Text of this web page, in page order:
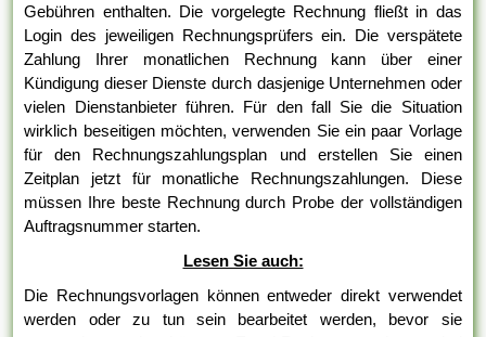
Gebühren enthalten. Die vorgelegte Rechnung fließt in das
Login des jeweiligen Rechnungsprüfers ein. Die verspätete
Zahlung Ihrer monatlichen Rechnung kann über einer
Kündigung dieser Dienste durch dasjenige Unternehmen oder
vielen Dienstanbieter führen. Für den fall Sie die Situation
wirklich beseitigen möchten, verwenden Sie ein paar Vorlage
für den Rechnungszahlungsplan und erstellen Sie einen
Zeitplan jetzt für monatliche Rechnungszahlungen. Diese
müssen Ihre beste Rechnung durch Probe der vollständigen
Auftragsnummer starten.
Lesen Sie auch:
Die Rechnungsvorlagen können entweder direkt verwendet
werden oder zu tun sein bearbeitet werden, bevor sie